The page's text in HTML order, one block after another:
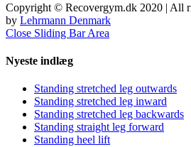
Copyright © Recovergym.dk 2020 | All
by Lehrmann Denmark
Close Sliding Bar Area
Nyeste indlæg
Standing stretched leg outwards
Standing stretched leg inward
Standing stretched leg backwards
Standing straight leg forward
Standing heel lift